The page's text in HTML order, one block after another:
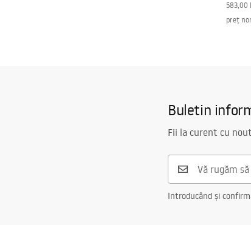
583,00
preț
Buletin
Fii la curent cu
Introducând și